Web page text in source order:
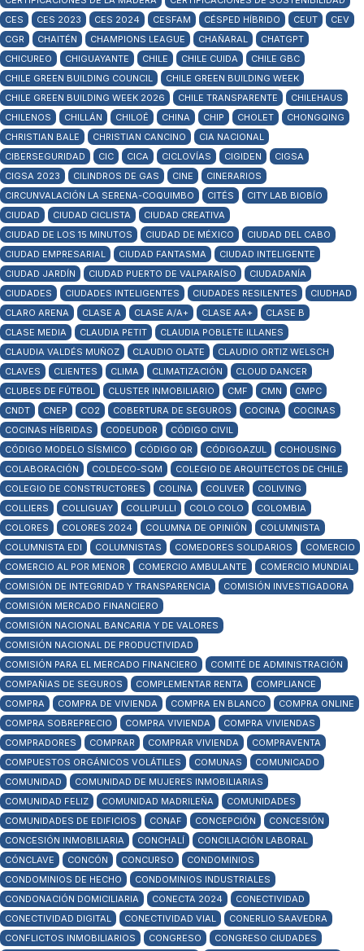
CES
CES 2023 CES 2024 CESFAM CÉSPED HÍBRIDO CEUT
CEV
CGR
CHAITÉN CHAMPIONS LEAGUE CHAÑARAL
CHATGPT
CHICUREO
CHIGUAYANTE CHILE CHILE CUIDA
CHILE GBC
CHILE GREEN BUILDING COUNCIL
CHILE GREEN BUILDING WEEK
CHILE GREEN BUILDING WEEK 2026
CHILE TRANSPARENTE
CHILEHAUS
CHILENOS
CHILLÁN CHILOÉ CHINA CHIP CHOLET
CHONGQING
CHRISTIAN BALE
CHRISTIAN CANCINO
CIA NACIONAL
CIBERSEGURIDAD
CIC CICA CICLOVÍAS CIGIDEN
CIGSA
CIGSA 2023
CILINDROS DE GAS CINE
CINERARIOS
CIRCUNVALACIÓN LA SERENA-COQUIMBO
CITÉS
CITY LAB BIOBÍO
CIUDAD
CIUDAD CICLISTA
CIUDAD CREATIVA
CIUDAD DE LOS 15 MINUTOS
CIUDAD DE MÉXICO
CIUDAD DEL CABO
CIUDAD EMPRESARIAL
CIUDAD FANTASMA
CIUDAD INTELIGENTE
CIUDAD JARDÍN
CIUDAD PUERTO DE VALPARAÍSO
CIUDADANÍA
CIUDADES
CIUDADES INTELIGENTES CIUDADES RESILENTES
CIUDHAD
CLARO ARENA
CLASE A CLASE A/A+ CLASE AA+
CLASE B
CLASE MEDIA
CLAUDIA PETIT
CLAUDIA POBLETE ILLANES
CLAUDIA VALDÉS MUÑOZ
CLAUDIO OLATE
CLAUDIO ORTIZ WELSCH
CLAVES
CLIENTES CLIMA CLIMATIZACIÓN
CLOUD DANCER
CLUBES DE FÚTBOL
CLUSTER INMOBILIARIO CMF CMN
CMPC
CNDT
CNEP CO2 COBERTURA DE SEGUROS COCINA
COCINAS
COCINAS HÍBRIDAS
CODEUDOR
CÓDIGO CIVIL
CÓDIGO MODELO SÍSMICO
CÓDIGO QR CÓDIGOAZUL
COHOUSING
COLABORACIÓN
COLDECO-SQM
COLEGIO DE ARQUITECTOS DE CHILE
COLEGIO DE CONSTRUCTORES
COLINA COLIVER
COLIVING
COLLIERS
COLLIGUAY COLLIPULLI COLO COLO
COLOMBIA
COLORES
COLORES 2024 COLUMNA DE OPINIÓN
COLUMNISTA
COLUMNISTA EDI
COLUMNISTAS COMEDORES SOLIDARIOS
COMERCIO
COMERCIO AL POR MENOR
COMERCIO AMBULANTE
COMERCIO MUNDIAL
COMISIÓN DE INTEGRIDAD Y TRANSPARENCIA
COMISIÓN INVESTIGADORA
COMISIÓN MERCADO FINANCIERO
COMISIÓN NACIONAL BANCARIA Y DE VALORES
COMISIÓN NACIONAL DE PRODUCTIVIDAD
COMISIÓN PARA EL MERCADO FINANCIERO
COMITÉ DE ADMINISTRACIÓN
COMPAÑIAS DE SEGUROS
COMPLEMENTAR RENTA
COMPLIANCE
COMPRA
COMPRA DE VIVIENDA COMPRA EN BLANCO
COMPRA ONLINE
COMPRA SOBREPRECIO
COMPRA VIVIENDA
COMPRA VIVIENDAS
COMPRADORES
COMPRAR COMPRAR VIVIENDA
COMPRAVENTA
COMPUESTOS ORGÁNICOS VOLÁTILES
COMUNAS
COMUNICADO
COMUNIDAD
COMUNIDAD DE MUJERES INMOBILIARIAS
COMUNIDAD FELIZ
COMUNIDAD MADRILEÑA
COMUNIDADES
COMUNIDADES DE EDIFICIOS
CONAF CONCEPCIÓN
CONCESIÓN
CONCESIÓN INMOBILIARIA
CONCHALÍ
CONCILIACIÓN LABORAL
CÓNCLAVE
CONCÓN CONCURSO
CONDOMINIOS
CONDOMINIOS DE HECHO
CONDOMINIOS INDUSTRIALES
CONDONACIÓN DOMICILIARIA
CONECTA 2024
CONECTIVIDAD
CONECTIVIDAD DIGITAL
CONECTIVIDAD VIAL
CONERLIO SAAVEDRA
CONFLICTOS INMOBILIARIOS
CONGRESO
CONGRESO CIUDADES